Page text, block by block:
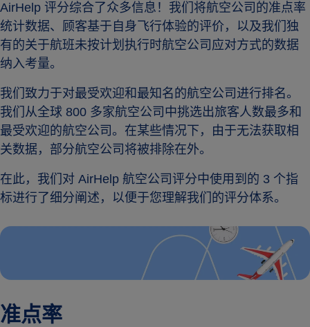
AirHelp 评分综合了众多信息！我们将航空公司的准点率
统计数据、顾客基于自身飞行体验的评价，以及我们独
有的关于航班未按计划执行时航空公司应对方式的数据
纳入考量。
我们致力于对最受欢迎和最知名的航空公司进行排名。
我们从全球 800 多家航空公司中挑选出旅客人数最多和
最受欢迎的航空公司。在某些情况下，由于无法获取相
关数据，部分航空公司将被排除在外。
在此，我们对 AirHelp 航空公司评分中使用到的 3 个指
标进行了细分阐述，以便于您理解我们的评分体系。
准点率